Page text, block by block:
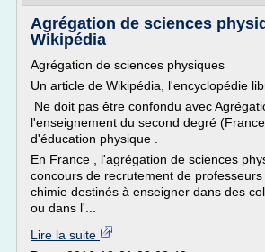
Agrégation de sciences
Wikipédia
Agrégation de sciences physiques
Un article de Wikipédia, l'encyclopédie
Ne doit pas être confondu avec
l'enseignement du second degré
d'éducation physique .
En France , l'agrégation de sciences
concours de recrutement de
chimie destinés à enseigner dans des
ou dans l'...
Lire la suite